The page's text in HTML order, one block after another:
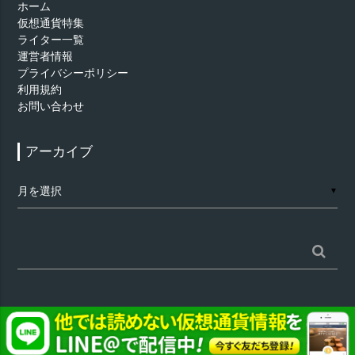
ホーム
仮想通貨特集
ライター一覧
運営者情報
プライバシーポリシー
利用規約
お問い合わせ
アーカイブ
ー
▼
索:
©仮想通貨 - AppTimes